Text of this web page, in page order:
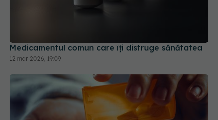
Medicamentul comun care îți distruge sănătatea
12 mar 2026, 19:09